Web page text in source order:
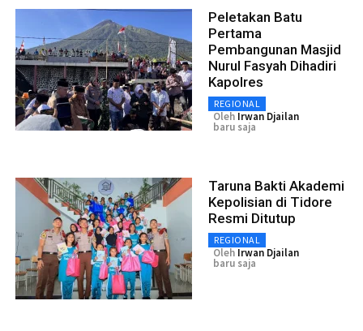
Peletakan Batu
Pertama
Pembangunan Masjid
Nurul Fasyah Dihadiri
Kapolres
REGIONAL
Oleh Irwan Djailan
baru saja
Taruna Bakti Akademi
Kepolisian di Tidore
Resmi Ditutup
REGIONAL
Oleh Irwan Djailan
baru saja